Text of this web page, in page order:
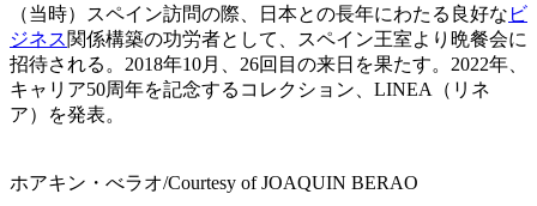
（当時）スペイン訪問の際、⽇本との⻑年にわたる良好な ビ
ジネス関係構築の功労者として、スペイン王室より晩餐会に
招待される。2018年10⽉、26回⽬の来⽇を果たす。2022年、
キャリア50周年を記念するコレクション、LINEA（リネ
ア）を発表。
ホアキン・べラオ/Courtesy of JOAQUIN BERAO